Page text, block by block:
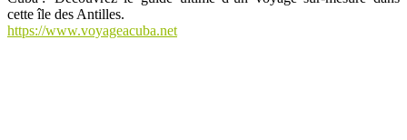
cette île des Antilles.
https://www.voyageacuba.net